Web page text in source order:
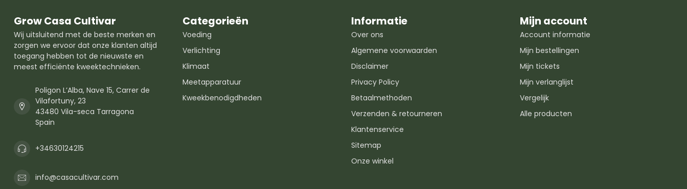
Grow Casa Cultivar
Wij uitsluitend met de beste merken en
zorgen we ervoor dat onze klanten altijd
toegang hebben tot de nieuwste en
meest efficiënte kweektechnieken.
Poligon L’Alba, Nave 15, Carrer de
Vilafortuny, 23
43480 Vila-seca Tarragona
Spain
+34630124215
info@casacultivar.com
Categorieën
Voeding
Verlichting
Klimaat
Meetapparatuur
Kweekbenodigdheden
Informatie
Over ons
Algemene voorwaarden
Disclaimer
Privacy Policy
Betaalmethoden
Verzenden & retourneren
Klantenservice
Sitemap
Onze winkel
Mijn account
Account informatie
Mijn bestellingen
Mijn tickets
Mijn verlanglijst
Vergelijk
Alle producten